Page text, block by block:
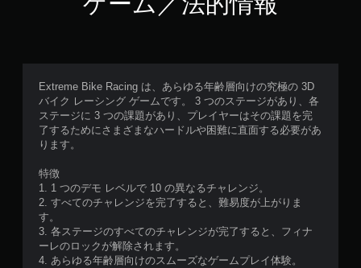
Extreme Bike Racing は、あらゆる年齢層向けの究極の 3D
バイク レーシング ゲームです。 3 つのステージがあり、各
ステージに 3 つの課題があり、プレイヤーはその課題を完
了するためにさまざまなハードルや困難に直面する必要があ
ります。
特徴
1. 1 つのデモ レベルで 10 の異なるチャレンジ。
2. すべてのチャレンジを完了すると、難易度が上がりま
す。
3. 各ステージのすべてのチャレンジが完了すると、フィナ
ーレのロックが解除されます。
4. あらゆる年齢層向けのスムーズなゲームプレイ体験。